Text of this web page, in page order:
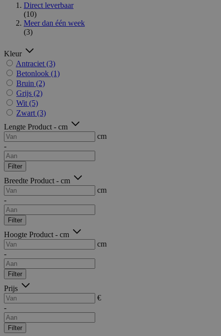
Direct leverbaar
(10)
Meer dan één week
(3)
Kleur
Antraciet (3)
Betonlook (1)
Bruin (2)
Grijs (2)
Wit (5)
Zwart (3)
Lengte Product - cm
cm
-
Filter
Breedte Product - cm
cm
-
Filter
Hoogte Product - cm
cm
-
Filter
Prijs
€
-
Filter